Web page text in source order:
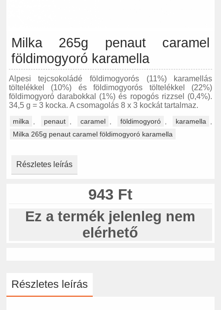
Milka 265g penaut caramel
földimogyoró karamella
Alpesi tejcsokoládé földimogyorós (11%) karamellás
töltelékkel (10%) és földimogyorós töltelékkel (22%)
földimogyoró darabokkal (1%) és ropogós rizzsel (0,4%).
34,5 g = 3 kocka. A csomagolás 8 x 3 kockát tartalmaz.
milka penaut caramel földimogyoró karamella
Milka 265g penaut caramel földimogyoró karamella
Részletes leírás
943 Ft
Ez a termék jelenleg nem
elérhető
Részletes leírás